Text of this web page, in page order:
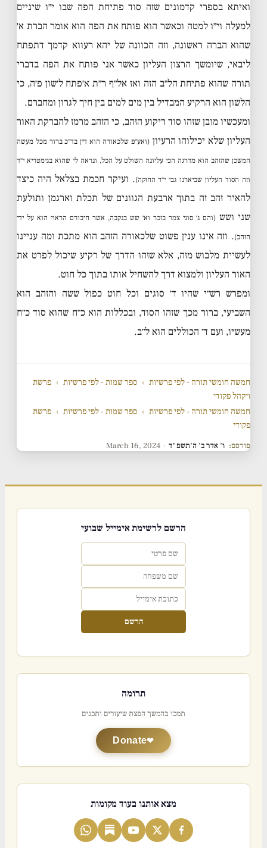
ואיתא בספרי קדמונים שזה סוד פתיחת הפה שבו י״ו שיניים
למעלה וי״ו למטה וכאשר הוא פותח את הפה הוא אומר הברת א׳
שהוא הברה ראשונה, וזה הכוונה של יהא רעווא קדמך דתפתח
ליבאי, שיומשך הרצון העליון כאשר אני פותח את הפה בדברי
תורה שהוא פתיחת הל״ב הזה ואז אל״ף ר״ת א׳פתח ל׳שון פ׳ה, כי
הלשון הוא הרקיע המבדיל בין מים למים בין חיך לגרון ומחברם.
ומעכשיו מובן שזהו סוד ריקוע הזהב, כי הזהב מרמז להברקת האור
העליון שלא יכילוהו הרעיון(ואע״פ שלכאורה הוא דין בד״כ ברור מכל מעשה
המשכן שהזהב הוא מדרגה הכי עליונה השולט על הכל, ונראה לי שהוא בגימטריא י״ד
וזה הסוד העליון שביארנו גבי י״ד החזקה). ועיקר חכמת בצלאל היה כיצד
להאיר זהב זה בתוך ארבעת הגוונים של תכלת וארגמן ותולעת
שני ושש (והם ג׳ סוגי צמר בזכר וא׳ שש בנקבה, אשר חיבורם הראוי הוא על ידי
הזהב). וזה אינו ענין פשוט שלכאורה הזהב הוא מתכת ומה עניינו
לעשיית מלבוש מזה, אלא שזהו הדרך של רקיע שיכול לפרט את
האור העליון ולמצוא דרך להשחיל אותו בתוך כל חוט.
ומפרש רש״י שהיו ד׳ סוגים וכל חוט כפול ששה והזהב הוא
השביעי, ברור מכך שזהו הסוד, ובכללות הוא כ״ח שהוא סוד כ״ח
מעשיו, ועם ד׳ הכוללים הוא ל״ב.
חמשה חומשי תורה - לפי פרשיות › ספר שמות - לפי פרשיות › פרשת
ויקהל פקודי
חמשה חומשי תורה - לפי פרשיות › ספר שמות - לפי פרשיות › פרשת
פקודי
פורסם: ו' אדר ב' ה'תשפ"ד ·
March 16, 2024
הרשם לרשימת אימייל שבועי
הרשם
תרומה
תמכו בהמשך הפצת שיעורים ותכנים
Donate
מצא אותנו בעוד מקומות